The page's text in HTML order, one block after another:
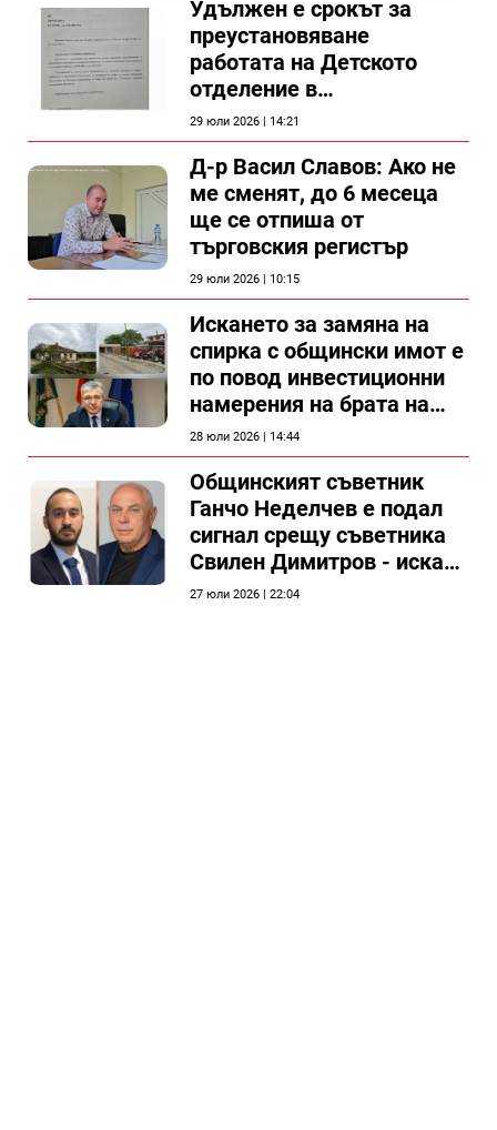
Удължен е срокът за
преустановяване
работата на Детското
отделение в
силистренската болница
29 юли 2026 | 14:21
Д-р Васил Славов: Ако не
ме сменят, до 6 месеца
ще се отпиша от
търговския регистър
29 юли 2026 | 10:15
Искането за замяна на
спирка с общински имот е
по повод инвестиционни
намерения на брата на
председателя на
Общински съвет Силистра
28 юли 2026 | 14:44
Общинският съветник
Ганчо Неделчев е подал
сигнал срещу съветника
Свилен Димитров - иска
етичната комисия на
27 юли 2026 | 22:04